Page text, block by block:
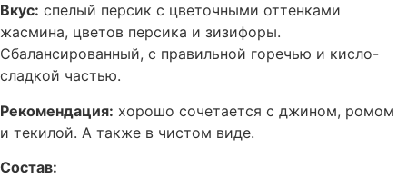
Вкус: спелый персик с цветочными оттенками
жасмина, цветов персика и зизифоры.
Сбалансированный, с правильной горечью и кисло-
сладкой частью.
Рекомендация: хорошо сочетается с джином, ромом
и текилой. А также в чистом виде.
Состав: